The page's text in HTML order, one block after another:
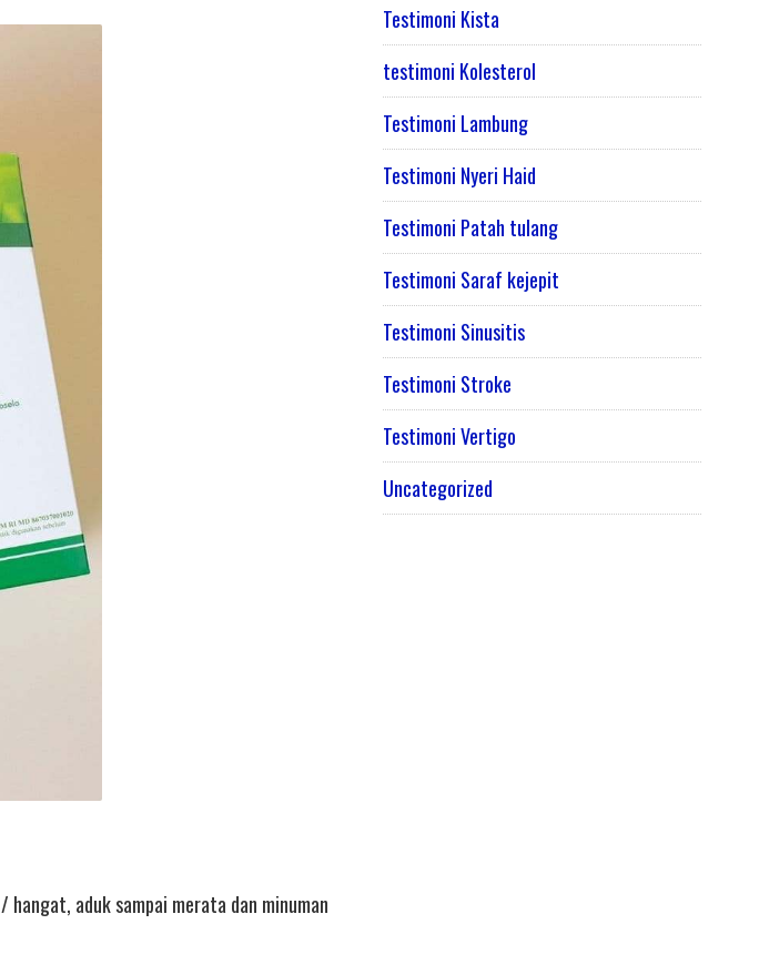
aduk sampai merata dan minuman
Testimoni Kista
testimoni Kolesterol
Testimoni Lambung
Testimoni Nyeri Haid
Testimoni Patah tulang
Testimoni Saraf kejepit
Testimoni Sinusitis
Testimoni Stroke
Testimoni Vertigo
Uncategorized